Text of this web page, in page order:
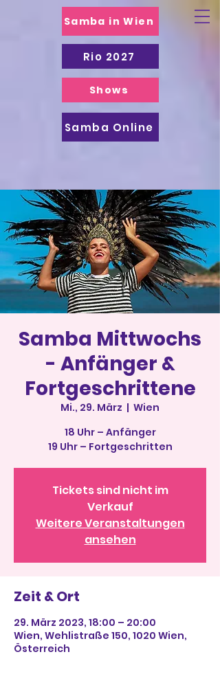
Samba in Wien
Samba Online
Shows
Rio 2027
Samba Mittwochs
- Anfänger &
Fortgeschrittene
Mi., 29. März
  |
Wien
18 Uhr – Anfänger
19 Uhr – Fortgeschritten
Tickets sind nicht im
Verkauf
Weitere Veranstaltungen
ansehen
Zeit & Ort
29. März 2023, 18:00 – 20:00
Wien, Wehlistraße 150, 1020 Wien,
Österreich